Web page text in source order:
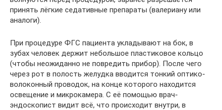
принять лёгкие седативные препараты (валериану или
аналоги).
При процедуре ФГС пациента укладывают на бок, в
зубах человек держит небольшое пластиковое кольцо
(чтобы неожиданно не повредить прибор). После чего
через рот в полость желудка вводится тонкий оптико-
волоконный проводок, на конце которого находится
освещение и микрокамера. С её помощью врач-
эндоскопист видит всё, что происходит внутри, в